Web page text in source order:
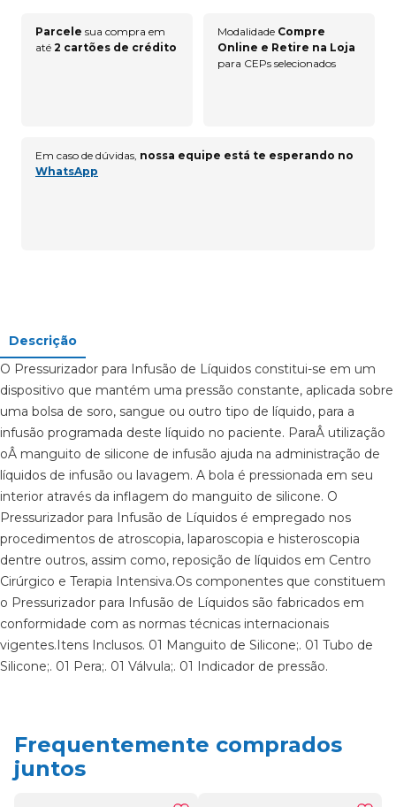
Parcele sua compra em
até 2 cartões de crédito
Modalidade Compre
Online e Retire na Loja
para CEPs selecionados
Em caso de dúvidas, nossa equipe está te esperando no
WhatsApp
Descrição
O Pressurizador para Infusão de Líquidos constitui-se em um
dispositivo que mantém uma pressão constante, aplicada sobre
uma bolsa de soro, sangue ou outro tipo de líquido, para a
infusão programada deste líquido no paciente. ParaÂ utilização
oÂ manguito de silicone de infusão ajuda na administração de
líquidos de infusão ou lavagem. A bola é pressionada em seu
interior através da inflagem do manguito de silicone. O
Pressurizador para Infusão de Líquidos é empregado nos
procedimentos de atroscopia, laparoscopia e histeroscopia
dentre outros, assim como, reposição de líquidos em Centro
Cirúrgico e Terapia Intensiva.Os componentes que constituem
o Pressurizador para Infusão de Líquidos são fabricados em
conformidade com as normas técnicas internacionais
vigentes.Itens Inclusos. 01 Manguito de Silicone;. 01 Tubo de
Silicone;. 01 Pera;. 01 Válvula;. 01 Indicador de pressão.
Frequentemente comprados
juntos